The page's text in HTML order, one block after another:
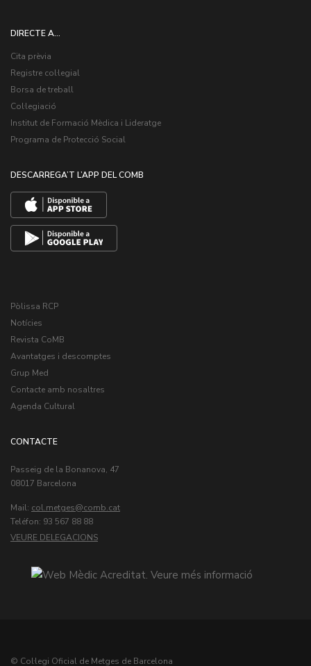
DIRECTE A...
Cita prèvia
Registre col·legial
Borsa de treball
Col·legiació
Institut de Formació Mèdica i Lideratge
Programa de Protecció Social
DESCARREGA’T L’APP DEL COMB
Pòlissa RCP
Notícies
Revista CoMB
Avantatges i descomptes
Grup Med
Contacte amb nosaltres
Agenda Cultural
CONTACTE
Passeig de la Bonanova, 47
08017 Barcelona
Mail: col.metges
Teléfon: 93 567 88 88
VEURE DELEGACIONS
© Col·legi Oficial de Metges de Barcelona